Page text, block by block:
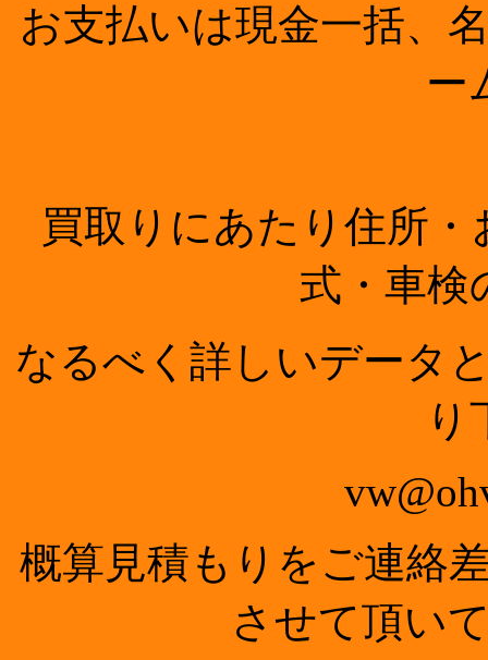
お支払いは現金一括、
ー
買取りにあたり住所
式・車検
なるべく詳しいデータ
り
概算見積もりをご連絡
させて頂い